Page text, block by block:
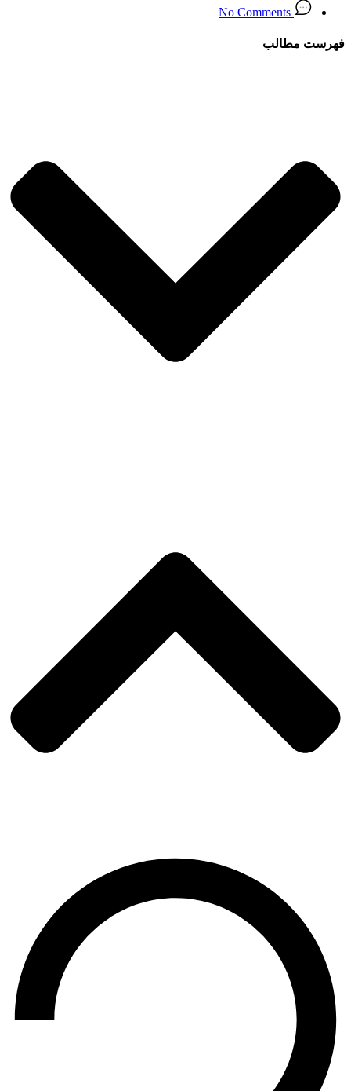
No Comments
فهرست مطالب